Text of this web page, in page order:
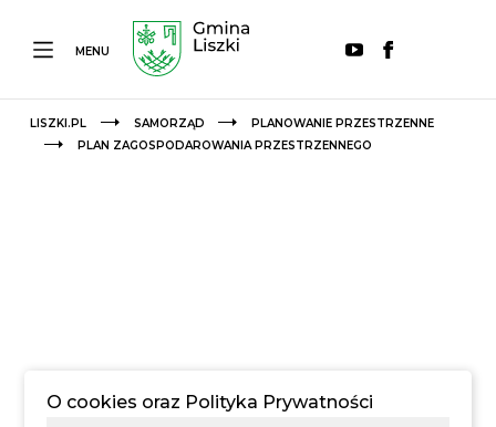
MENU
LISZKI.PL SAMORZĄD
PLANOWANIE PRZESTRZENNE
PLAN ZAGOSPODAROWANIA PRZESTRZENNEGO
O cookies oraz Polityka Prywatności